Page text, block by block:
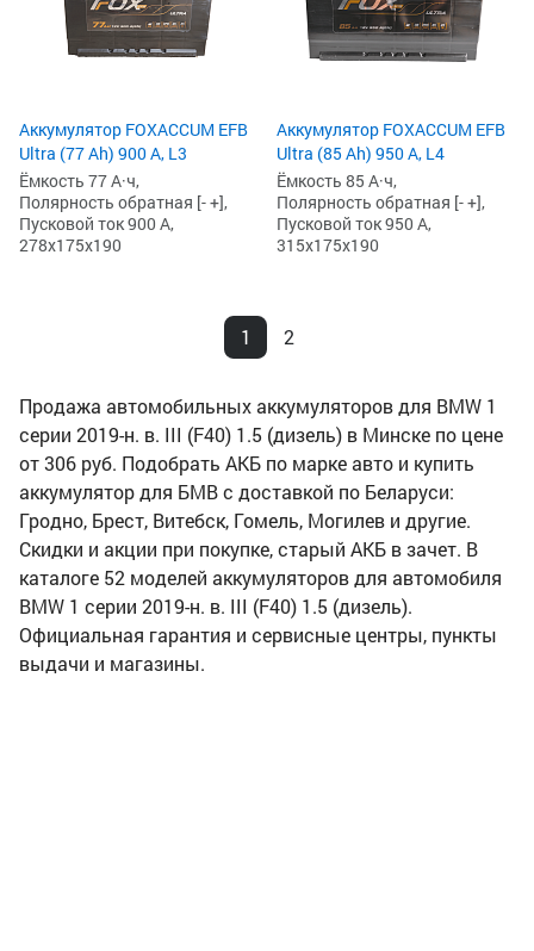
Аккумулятор FOXACCUM EFB
Ultra (77 Ah) 900 А, L3
Ёмкость 77 А·ч,
Полярность обратная [- +],
Пусковой ток 900 А,
278x175x190
Аккумулятор FOXACCUM EFB
Ultra (85 Ah) 950 А, L4
Ёмкость 85 А·ч,
Полярность обратная [- +],
Пусковой ток 950 А,
315x175x190
1 2
Продажа автомобильных аккумуляторов для BMW 1
серии 2019-н. в. III (F40) 1.5 (дизель) в Минске по цене
от 306 руб. Подобрать АКБ по марке авто и купить
аккумулятор для БМВ с доставкой по Беларуси:
Гродно, Брест, Витебск, Гомель, Могилев и другие.
Скидки и акции при покупке, старый АКБ в зачет. В
каталоге 52 моделей аккумуляторов для автомобиля
BMW 1 серии 2019-н. в. III (F40) 1.5 (дизель).
Официальная гарантия и сервисные центры, пункты
выдачи и магазины.